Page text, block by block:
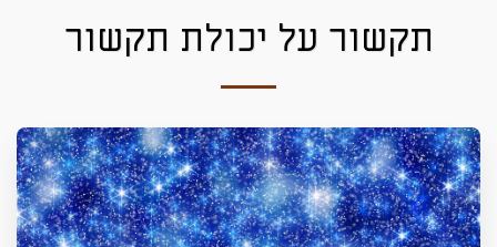
תקשור על יכולת תקשור